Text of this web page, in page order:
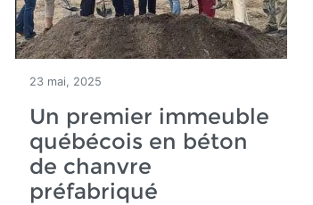
23 mai, 2025
Un premier immeuble
québécois en béton
de chanvre
préfabriqué